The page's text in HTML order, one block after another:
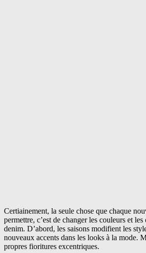
Certiainement, la seule chose que chaque
permettre, c’est de changer les couleurs et
denim. D’abord, les saisons modifient les
nouveaux accents dans les looks à la mode.
propres fioritures excentriques.